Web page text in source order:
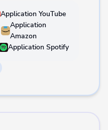
Application YouTube
Application
Amazon
Application Spotify